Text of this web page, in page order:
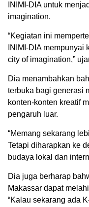
INIMI-DIA untuk
imagination.
“Kegiatan ini
INIMI-DIA
city of imagination,”
Dia menambahkan
terbuka bagi generasi
konten-konten kreatif
pengaruh luar.
“Memang sekarang
Tetapi diharapkan ke
budaya lokal dan
Dia juga berharap
Makassar dapat
“Kalau sekarang ada